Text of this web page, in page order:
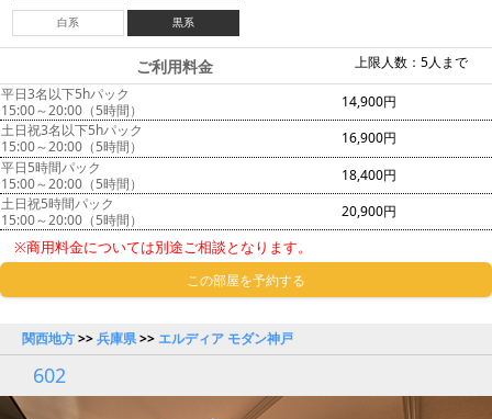
白系 黒系
上限人数：5人まで
ご利用料金
平日3名以下5hパック
15:00～20:00（5時間）
14,900円
土日祝3名以下5hパック
15:00～20:00（5時間）
16,900円
平日5時間パック
15:00～20:00（5時間）
18,400円
土日祝5時間パック
15:00～20:00（5時間）
20,900円
※商用料金については別途ご相談となります。
この部屋を予約する
関西地方>>兵庫県>> エルディア モダン神戸
602